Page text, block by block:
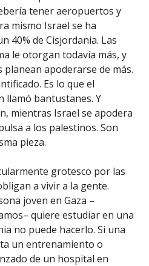
tener aeropuertos y
mismo Israel se ha
40% de Cisjordania. Las
le otorgan todavía más, y
apoderarse de más.
Es lo que el
llamó bantustanes. Y
mientras Israel se apodera
a los palestinos. Son
pieza.
grotesco por las
a vivir a la gente.
joven en Gaza –
quiere estudiar en una
no puede hacerlo. Si una
un entrenamiento o
de un hospital en